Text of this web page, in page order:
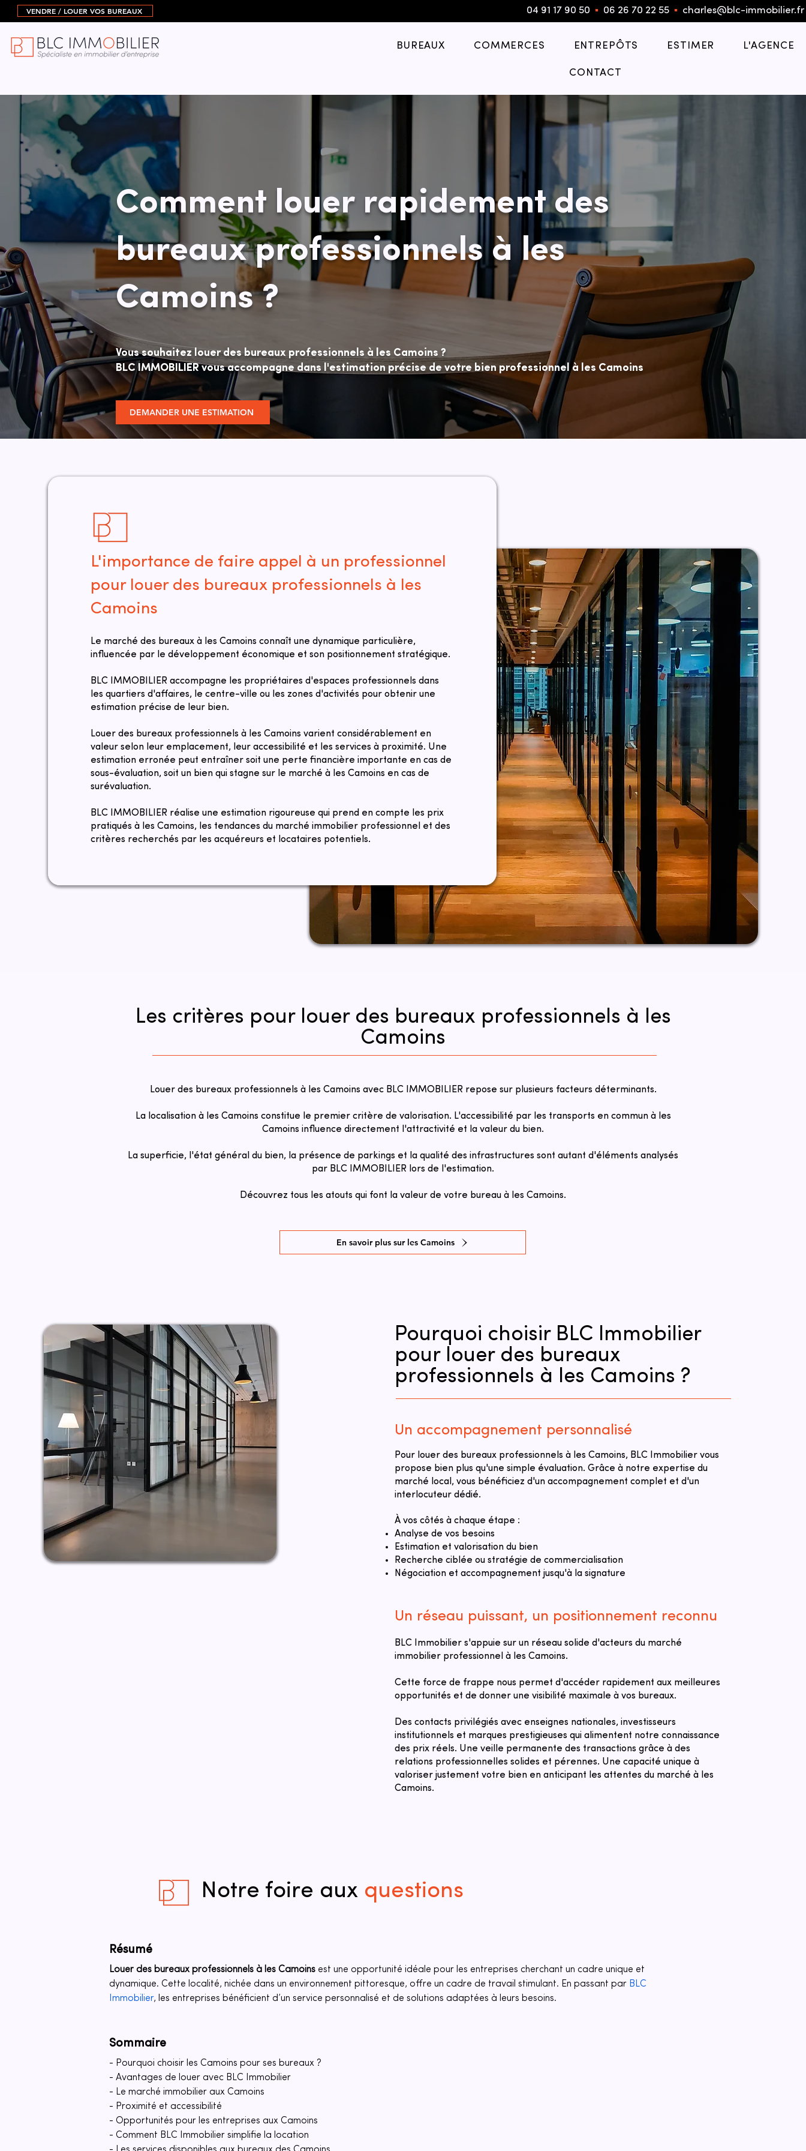
VENDRE / LOUER VOS BUREAUX 04 91 17 90 50 ▪︎ 06 26 70 22 55 ▪︎ charles@blc-immobilier.fr
BUREAUX COMMERCES ENTREPÔTS ESTIMER L'AGENCE
CONTACT
Comment louer rapidement des
bureaux professionnels à les
Camoins ?
Vous souhaitez louer des bureaux professionnels à les Camoins ?
BLC IMMOBILIER vous accompagne dans l'estimation précise de votre bien professionnel à les Camoins
DEMANDER UNE ESTIMATION
L'importance de faire appel à un professionnel
pour louer des bureaux professionnels à les
Camoins
Le marché des bureaux à les Camoins connaît une dynamique particulière,
influencée par le développement économique et son positionnement stratégique.
BLC IMMOBILIER accompagne les propriétaires d'espaces professionnels dans
les quartiers d'affaires, le centre-ville ou les zones d'activités pour obtenir une
estimation précise de leur bien.
Louer des bureaux professionnels à les Camoins varient considérablement en
valeur selon leur emplacement, leur accessibilité et les services à proximité. Une
estimation erronée peut entraîner soit une perte financière importante en cas de
sous-évaluation, soit un bien qui stagne sur le marché à les Camoins en cas de
surévaluation.
​​BLC IMMOBILIER réalise une estimation rigoureuse qui prend en compte les prix
pratiqués à les Camoins, les tendances du marché immobilier professionnel et des
critères recherchés par les acquéreurs et locataires potentiels.
Les critères pour louer des bureaux professionnels à les
Camoins
Louer des bureaux professionnels à les Camoins avec BLC IMMOBILIER repose sur plusieurs facteurs déterminants.
La localisation à les Camoins constitue le premier critère de valorisation. L'accessibilité par les transports en commun à les
Camoins influence directement l'attractivité et la valeur du bien.​
La superficie, l'état général du bien, la présence de parkings et la qualité des infrastructures sont autant d'éléments analysés
par BLC IMMOBILIER lors de l'estimation.
Découvrez tous les atouts qui font la valeur de votre bureau à les Camoins.
En savoir plus sur les Camoins
Pourquoi choisir BLC Immobilier
pour louer des bureaux
professionnels à les Camoins ?
Un accompagnement personnalisé
Pour louer des bureaux professionnels à les Camoins, BLC Immobilier vous
propose bien plus qu'une simple évaluation. Grâce à notre expertise du
marché local, vous bénéficiez d'un accompagnement complet et d'un
interlocuteur dédié.
À vos côtés à chaque étape :
Analyse de vos besoins
Estimation et valorisation du bien
Recherche ciblée ou stratégie de commercialisation
Négociation et accompagnement jusqu'à la signature
Un réseau puissant, un positionnement reconnu
BLC Immobilier s'appuie sur un réseau solide d'acteurs du marché
immobilier professionnel à les Camoins.
Cette force de frappe nous permet d'accéder rapidement aux meilleures
opportunités et de donner une visibilité maximale à vos bureaux.
Des contacts privilégiés avec enseignes nationales, investisseurs
institutionnels et marques prestigieuses qui alimentent notre connaissance
des prix réels. Une veille permanente des transactions grâce à des
relations professionnelles solides et pérennes. Une capacité unique à
valoriser justement votre bien en anticipant les attentes du marché à les
Camoins.
Notre foire aux questions
Résumé
Louer des bureaux professionnels à les Camoins est une opportunité idéale pour les entreprises cherchant un cadre unique et
dynamique. Cette localité, nichée dans un environnement pittoresque, offre un cadre de travail stimulant. En passant par BLC
Immobilier, les entreprises bénéficient d’un service personnalisé et de solutions adaptées à leurs besoins.
Sommaire
- Pourquoi choisir les Camoins pour ses bureaux ?
- Avantages de louer avec BLC Immobilier
- Le marché immobilier aux Camoins
- Proximité et accessibilité
- Opportunités pour les entreprises aux Camoins
- Comment BLC Immobilier simplifie la location